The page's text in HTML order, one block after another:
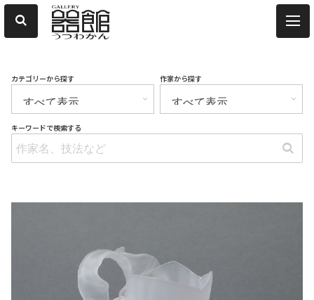
カテゴリーから探す 作家から探す
キーワードで検索する